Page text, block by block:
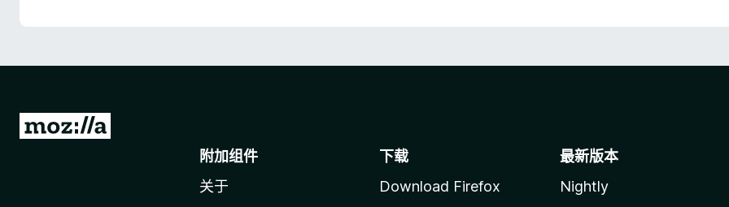
转
附加组件
关于
下载
Download Firefox
最新版本
Nightly